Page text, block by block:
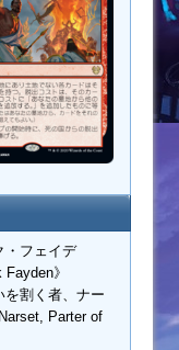
・フェイデ
》
を割く者、ナー
Parter of